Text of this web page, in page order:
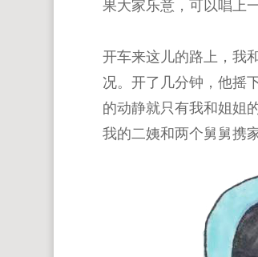
果大家乐意，可以唱上一
开车来这儿的路上，我
况。开了几分钟，他摇
的动静就只有我和姐姐
我的二姨和两个舅舅携